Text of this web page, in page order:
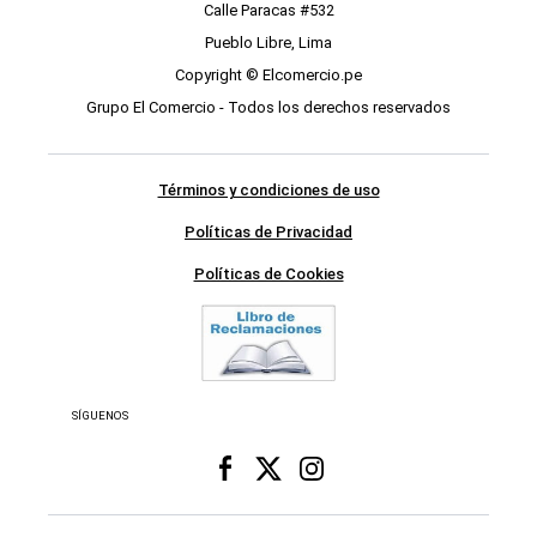
Calle Paracas #532
Pueblo Libre, Lima
Copyright © Elcomercio.pe
Grupo El Comercio - Todos los derechos reservados
Términos y condiciones de uso
Políticas de Privacidad
Políticas de Cookies
SÍGUENOS